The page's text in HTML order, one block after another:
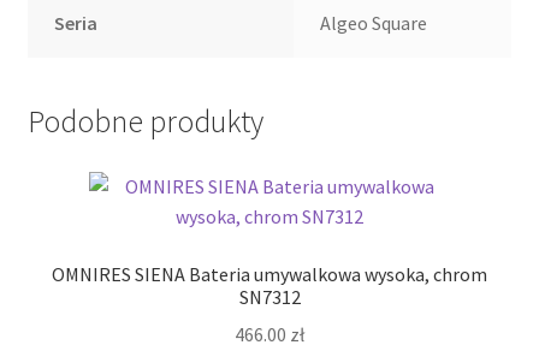
Seria Algeo Square
Podobne produkty
OMNIRES SIENA Bateria umywalkowa wysoka, chrom
SN7312
466.00 zł